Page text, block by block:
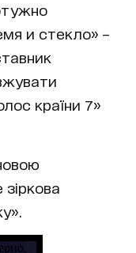
и стекло» –
країни 7»